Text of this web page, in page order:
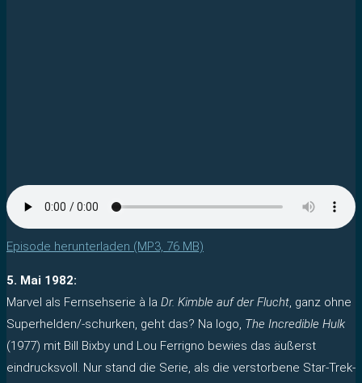
Episode herunterladen (MP3, 76 MB)
5. Mai 1982:
Marvel als Fernsehserie à la Dr. Kimble auf der Flucht, ganz ohne
Superhelden/-schurken, geht das? Na logo, The Incredible Hulk
(1977) mit Bill Bixby und Lou Ferrigno bewies das äußerst
eindrucksvoll. Nur stand die Serie, als die verstorbene Star-Trek-